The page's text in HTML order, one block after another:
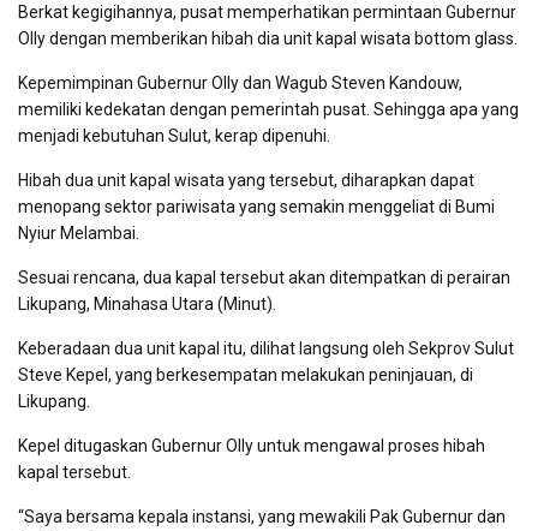
Berkat kegigihannya, pusat memperhatikan permintaan Gubernur
Olly dengan memberikan hibah dia unit kapal wisata bottom glass.
Kepemimpinan Gubernur Olly dan Wagub Steven Kandouw,
memiliki kedekatan dengan pemerintah pusat. Sehingga apa yang
menjadi kebutuhan Sulut, kerap dipenuhi.
Hibah dua unit kapal wisata yang tersebut, diharapkan dapat
menopang sektor pariwisata yang semakin menggeliat di Bumi
Nyiur Melambai.
Sesuai rencana, dua kapal tersebut akan ditempatkan di perairan
Likupang, Minahasa Utara (Minut).
Keberadaan dua unit kapal itu, dilihat langsung oleh Sekprov Sulut
Steve Kepel, yang berkesempatan melakukan peninjauan, di
Likupang.
Kepel ditugaskan Gubernur Olly untuk mengawal proses hibah
kapal tersebut.
“Saya bersama kepala instansi, yang mewakili Pak Gubernur dan